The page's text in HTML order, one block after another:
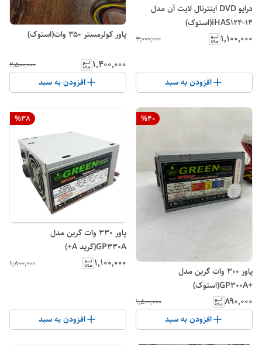
درایو DVD اینترنال لایت آن مدل
iHAS124-14(استوک)
۱٬۱۰۰٬۰۰۰ ۳٬۰۰۰٬۰۰۰
افزودن به سبد
پاور کولرمستر ۳۵۰ وات(استوک)
۱٬۴۰۰٬۰۰۰ ۲٬۵۰۰٬۰۰۰
افزودن به سبد
%40
پاور ۳۰۰ وات گرین مدل
+GP300A(استوک)
۸۹۰٬۰۰۰ ۱٬۵۰۰٬۰۰۰
افزودن به سبد
%38
پاور ۳۳۰ وات گرین مدل
GP330A(گرید A+)
۱٬۱۰۰٬۰۰۰ ۱٬۸۰۰٬۰۰۰
افزودن به سبد